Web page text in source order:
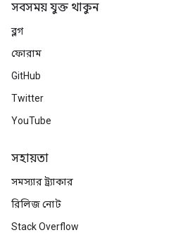
সবসময় যুক্ত থাকুন
ব্লগ
ফোরাম
GitHub
Twitter
YouTube
সহায়তা
সমস্যার ট্র্যাকার
রিলিজ নোট
Stack Overflow